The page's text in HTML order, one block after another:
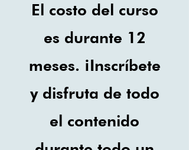
El costo del curso
es durante 12
meses. ¡Inscríbete
y disfruta de todo
el contenido